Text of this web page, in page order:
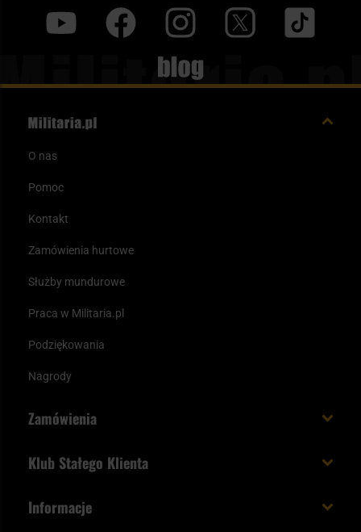
Blog
O nas
Pomoc
Kontakt
Zamówienia hurtowe
Służby mundurowe
Praca w Militaria.pl
Podziękowania
Nagrody
Zamówienia
Paczka w weekend
Klub Stałego Klienta
Informacje